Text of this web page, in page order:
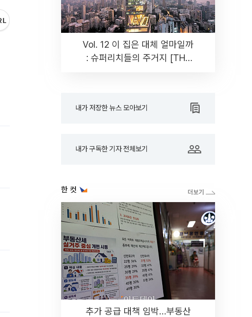
Vol. 12 이 집은 대체 얼마일까
: 슈퍼리치들의 주거지 [THE
내가 저장한 뉴스 모아보기
내가 구독한 기자 전체보기
한 컷
추가 공급 대책 임박…부동산